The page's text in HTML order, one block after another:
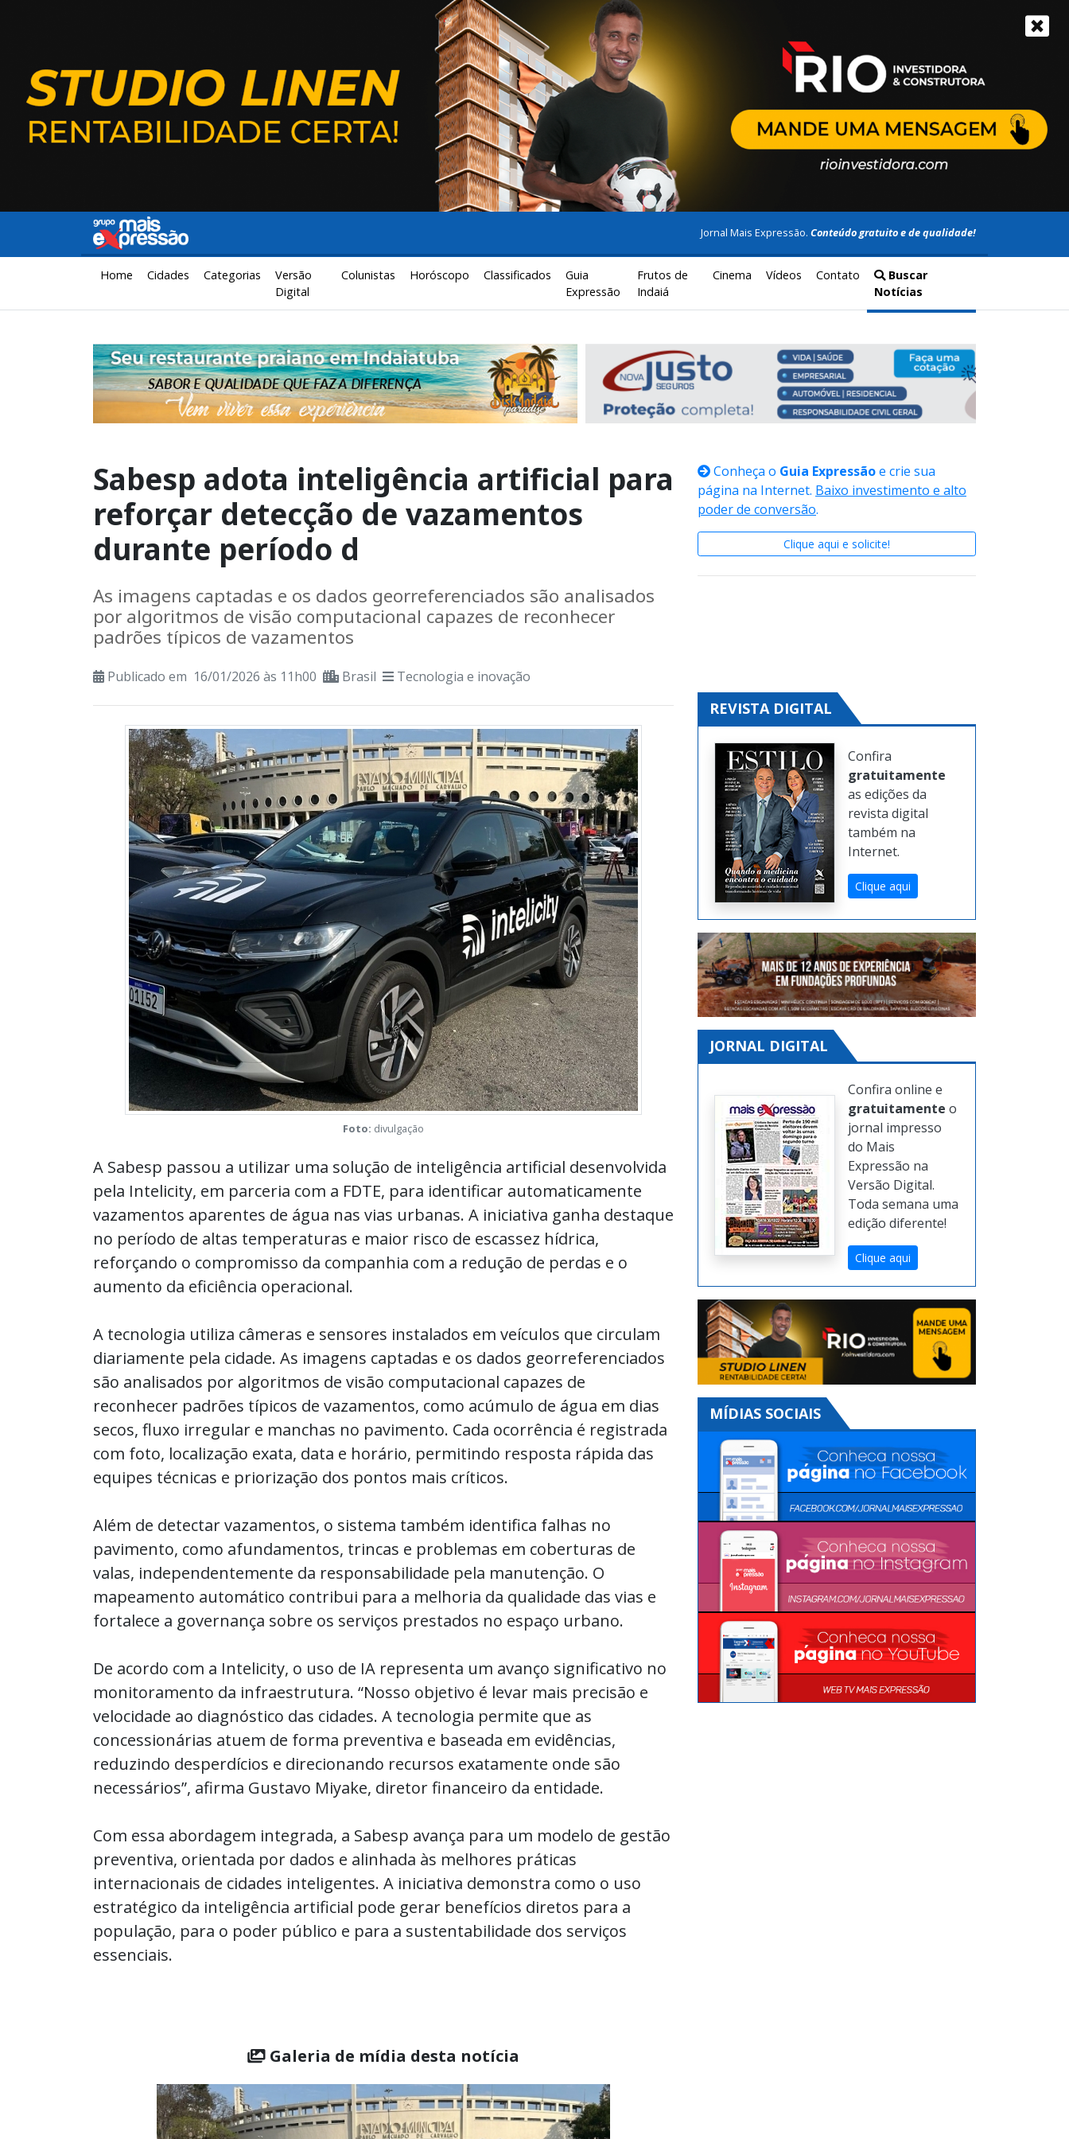
Jornal Mais Expressão. Conteúdo gratuito e de qualidade!
Home Cidades Categorias
Versão
Digital
Colunistas Horóscopo Classificados
Guia
Expressão
Frutos de
Indaiá
Cinema Vídeos Contato
Buscar
Notícias
Sabesp adota inteligência artificial para
reforçar detecção de vazamentos
durante período d
As imagens captadas e os dados georreferenciados são analisados
por algoritmos de visão computacional capazes de reconhecer
padrões típicos de vazamentos
Publicado em 16/01/2026 às 11h00 Brasil Tecnologia e inovação
Foto: divulgação
A Sabesp passou a utilizar uma solução de inteligência artificial desenvolvida
pela Intelicity, em parceria com a FDTE, para identificar automaticamente
vazamentos aparentes de água nas vias urbanas. A iniciativa ganha destaque
no período de altas temperaturas e maior risco de escassez hídrica,
reforçando o compromisso da companhia com a redução de perdas e o
aumento da eficiência operacional.
A tecnologia utiliza câmeras e sensores instalados em veículos que circulam
diariamente pela cidade. As imagens captadas e os dados georreferenciados
são analisados por algoritmos de visão computacional capazes de
reconhecer padrões típicos de vazamentos, como acúmulo de água em dias
secos, fluxo irregular e manchas no pavimento. Cada ocorrência é registrada
com foto, localização exata, data e horário, permitindo resposta rápida das
equipes técnicas e priorização dos pontos mais críticos.
Além de detectar vazamentos, o sistema também identifica falhas no
pavimento, como afundamentos, trincas e problemas em coberturas de
valas, independentemente da responsabilidade pela manutenção. O
mapeamento automático contribui para a melhoria da qualidade das vias e
fortalece a governança sobre os serviços prestados no espaço urbano.
De acordo com a Intelicity, o uso de IA representa um avanço significativo no
monitoramento da infraestrutura. “Nosso objetivo é levar mais precisão e
velocidade ao diagnóstico das cidades. A tecnologia permite que as
concessionárias atuem de forma preventiva e baseada em evidências,
reduzindo desperdícios e direcionando recursos exatamente onde são
necessários”, afirma Gustavo Miyake, diretor financeiro da entidade.
Com essa abordagem integrada, a Sabesp avança para um modelo de gestão
preventiva, orientada por dados e alinhada às melhores práticas
internacionais de cidades inteligentes. A iniciativa demonstra como o uso
estratégico da inteligência artificial pode gerar benefícios diretos para a
população, para o poder público e para a sustentabilidade dos serviços
essenciais.
Galeria de mídia desta notícia
Conheça o Guia Expressãoe crie sua
página na Internet. Baixo investimento e alto
poder de conversão.
Clique aqui e solicite!
REVISTA DIGITAL
Confira
gratuitamente
as edições da
revista digital
também na
Internet.
Clique aqui
JORNAL DIGITAL
Confira online e
gratuitamente o
jornal impresso
do Mais
Expressão na
Versão Digital.
Toda semana uma
edição diferente!
Clique aqui
MÍDIAS SOCIAIS